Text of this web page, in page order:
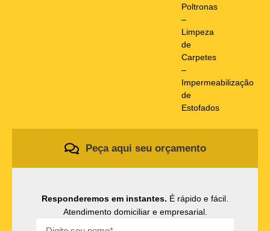
Poltronas
–
Limpeza
de
Carpetes
–
Impermeabilização
de
Estofados
Peça aqui seu orçamento
Responderemos em instantes. É rápido e fácil.
Atendimento domiciliar e empresarial.